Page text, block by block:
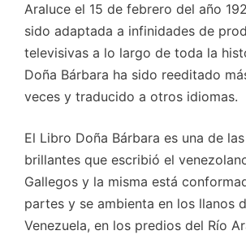
Araluce el 15 de febrero del año
sido adaptada a infinidades de
televisivas a lo largo de toda la
Doña Bárbara ha sido reeditado
veces y traducido a otros idiomas.
El Libro Doña Bárbara es una de
brillantes que escribió el
Gallegos y la misma está
partes y se ambienta en los llanos
Venezuela, en los predios del Río